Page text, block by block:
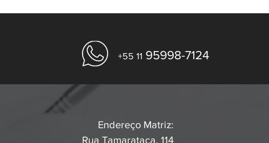
+55 11 95998-7124
Endereço Matriz:
Rua Tamarataca, 114